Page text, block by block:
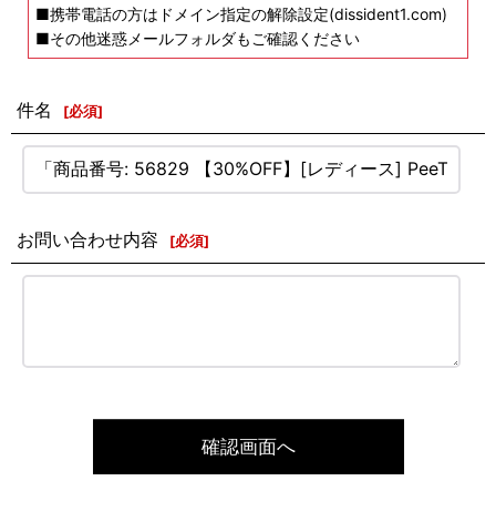
■携帯電話の方はドメイン指定の解除設定(dissident1.com)
■その他迷惑メールフォルダもご確認ください
件名 [必須]
お問い合わせ内容 [必須]
確認画面へ